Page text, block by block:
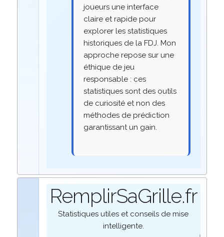
joueurs une interface
claire et rapide pour
explorer les statistiques
historiques de la FDJ. Mon
approche repose sur une
éthique de jeu
responsable : ces
statistiques sont des outils
de curiosité et non des
méthodes de prédiction
garantissant un gain.
RemplirSaGrille.fr
Statistiques utiles et conseils de mise
intelligente.